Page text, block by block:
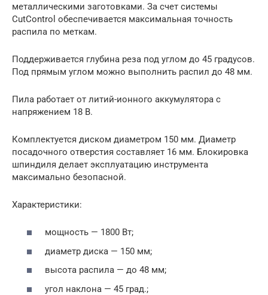
металлическими заготовками. За счет системы
CutControl обеспечивается максимальная точность
распила по меткам.
Поддерживается глубина реза под углом до 45 градусов.
Под прямым углом можно выполнить распил до 48 мм.
Пила работает от литий-ионного аккумулятора с
напряжением 18 В.
Комплектуется диском диаметром 150 мм. Диаметр
посадочного отверстия составляет 16 мм. Блокировка
шпиндиля делает эксплуатацию инструмента
максимально безопасной.
Характеристики:
мощность — 1800 Вт;
диаметр диска — 150 мм;
высота распила — до 48 мм;
угол наклона — 45 град.;